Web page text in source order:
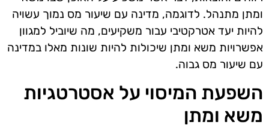
ומתן מתנהל. לדוגמה, מדינה עם שיעור מס נמוך עשויה
להיות יעד אטרקטיבי עבור משקיעים, מה שיוביל למגוון
אפשרויות משא ומתן שיכולות להיות שונות מאלו במדינה
עם שיעור מס גבוה.
השפעת המיסוי על אסטרטגיות
משא ומתן